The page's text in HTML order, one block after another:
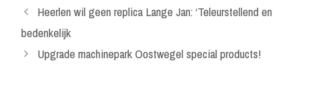
Heerlen wil geen replica Lange Jan: ‘Teleurstellend en
bedenkelijk
Upgrade machinepark Oostwegel special products!